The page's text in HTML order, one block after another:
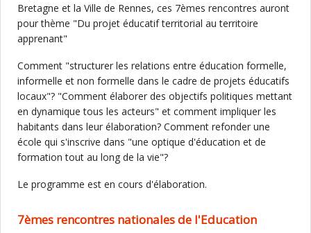
Bretagne et la Ville de Rennes, ces 7èmes rencontres auront
pour thème "Du projet éducatif territorial au territoire
apprenant"
Comment "structurer les relations entre éducation formelle,
informelle et non formelle dans le cadre de projets éducatifs
locaux"? "Comment élaborer des objectifs politiques mettant
en dynamique tous les acteurs" et comment impliquer les
habitants dans leur élaboration? Comment refonder une
école qui s'inscrive dans "une optique d'éducation et de
formation tout au long de la vie"?
Le programme est en cours d'élaboration.
7èmes rencontres nationales de l'Education